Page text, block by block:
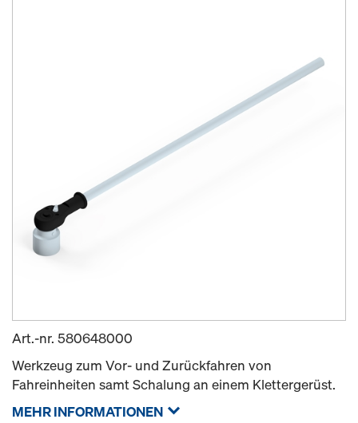
Art.-nr. 580648000
Werkzeug zum Vor- und Zurückfahren von
Fahreinheiten samt Schalung an einem Klettergerüst.
MEHR INFORMATIONEN